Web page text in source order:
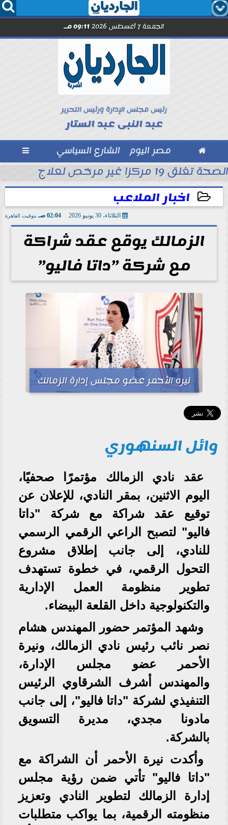
  
الجمعة 7 أغسطس 2026 09:11 مـ
رئيس مجلس الإدارة ورئيس التحرير
عبد النبى عبد الستار
 مصر اليوم الشارع السياسي 
انطلاق الموسم
الصحة تغلق 19 مركزا غير مرخص لعلاج الإدمان والطب النفسي بالمقطم
اخبار الملاعب
الثلاثاء، 30 يونيو 2026 02:04 صـ بتوقيت القاهرة
الزمالك يوقع عقد شراكة
مع شركة ”داتا فاليو”
نيره الأحمر عضو مجلس إدارة الزمالك
وائل السنهوري
عقد نادي الزمالك مؤتمرًا صحفيًا،
اليوم الاثنين، بمقر النادي، للإعلان عن
توقيع عقد شراكة مع شركة "داتا
فاليو" لتصبح الراعي الرقمي الرسمي
للنادي، إلى جانب إطلاق مشروع
التحول الرقمي، في خطوة تستهدف
تطوير منظومة العمل الإدارية
والتكنولوجية داخل القلعة البيضاء.
وشهد المؤتمر حضور المهندس هشام
نصر نائب رئيس نادي الزمالك، ونيرة
الأحمر عضو مجلس الإدارة،
والمهندس أشرف الشرقاوي الرئيس
التنفيذي لشركة "داتا فاليو"، إلى جانب
مادونا مجدي، مديرة التسويق
بالشركة.
وأكدت نيرة الأحمر أن الشراكة مع
"داتا فاليو" تأتي ضمن رؤية مجلس
إدارة الزمالك لتطوير النادي وتعزيز
منظومته الرقمية، بما يواكب متطلبات